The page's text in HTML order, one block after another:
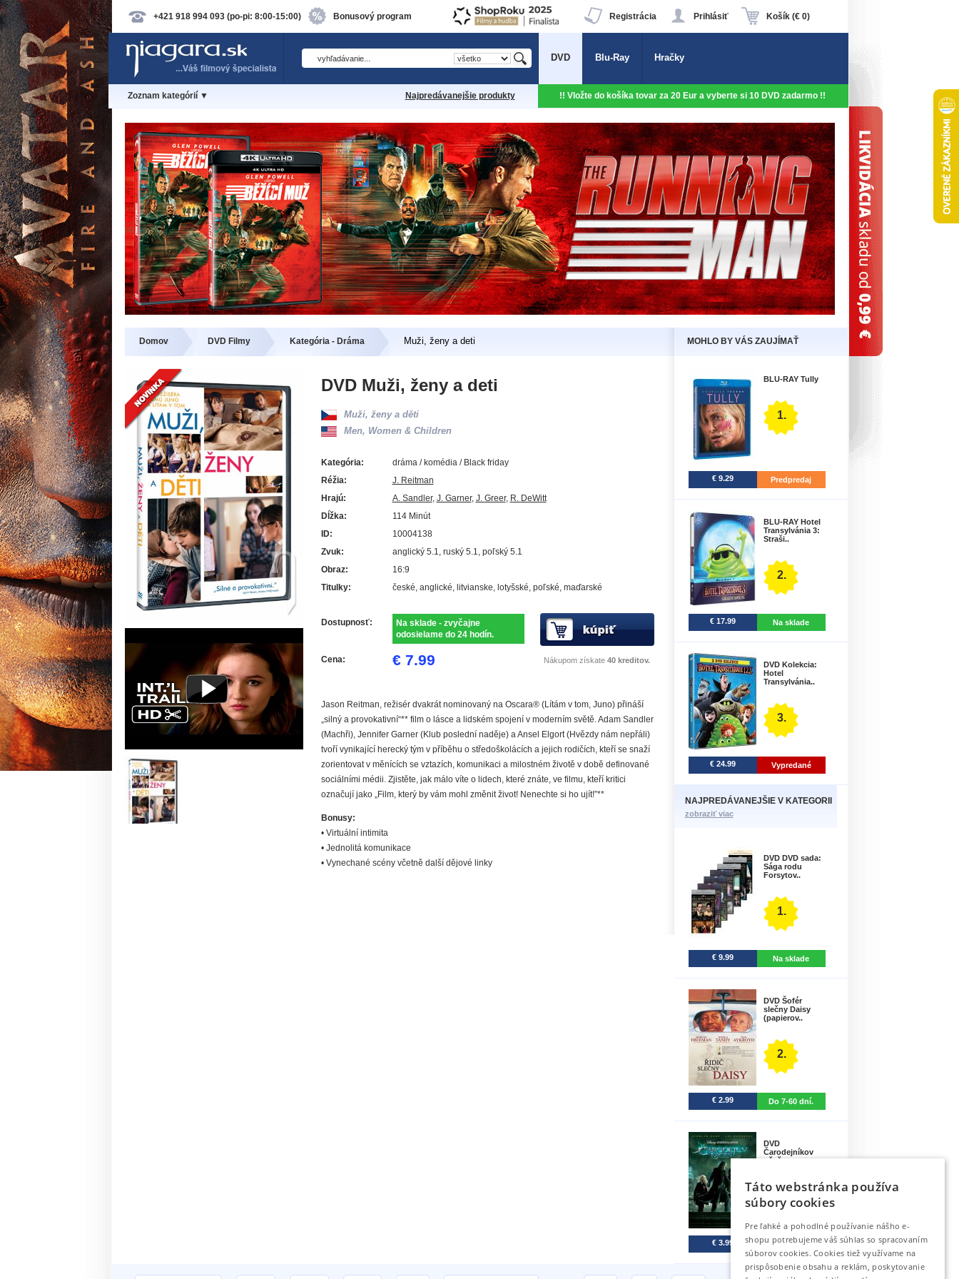
+421 918 994 093 (po-pi: 8:00-15:00) Bonusový program Košík (€ 0)
Prihlásiť
Registrácia
DVD Blu-Ray Hračky
Zoznam kategórií ▼ Najpredávanejšie produkty !! Vložte do košíka tovar za 20 Eur a vyberte si 10 DVD zadarmo !!
Domov DVD Filmy Kategória - Dráma Muži, ženy a deti MOHLO BY VÁS ZAUJÍMAŤ
DVD Muži, ženy a deti
Muži, ženy a děti
Men, Women & Children
Kategória:
dráma / komédia / Black friday
Réžia:
J. Reitman
Hrajú:
A. Sandler, J. Garner, J. Greer, R. DeWitt
Dĺžka:
114 Minút
ID:
10004138
Zvuk:
anglický 5.1, ruský 5.1, poľský 5.1
Obraz:
16:9
Titulky:
české, anglické, litvianske, lotyšské, poľské, maďarské
Dostupnosť:
Na sklade - zvyčajne
odosielame do 24 hodín.
Cena: € 7.99 Nákupom získate 40 kreditov.
Jason Reitman, režisér dvakrát nominovaný na Oscara® (Lítám v tom, Juno) přináší
„silný a provokativní“** film o lásce a lidském spojení v moderním světě. Adam Sandler
(Machři), Jennifer Garner (Klub poslední naděje) a Ansel Elgort (Hvězdy nám nepřáli)
tvoří vynikající herecký tým v příběhu o středoškolácích a jejich rodičích, kteří se snaží
zorientovat v měnících se vztazích, komunikaci a milostném životě v době definované
sociálními médii. Zjistěte, jak málo víte o lidech, které znáte, ve filmu, kteří kritici
označují jako „Film, který by vám mohl změnit život! Nenechte si ho ujít!”**
Bonusy:
• Virtuální intimita
• Jednolitá komunikace
• Vynechané scény včetně další dějové linky
BLU-RAY Tully
1.
€ 9.29 Predpredaj
BLU-RAY Hotel
Transylvánia 3:
Straši..
2.
€ 17.99 Na sklade
DVD Kolekcia:
Hotel
Transylvánia..
3.
€ 24.99 Vypredané
NAJPREDÁVANEJŠIE V KATEGORII
zobraziť viac
DVD DVD sada:
Sága rodu
Forsytov..
1.
€ 9.99 Na sklade
DVD Šofér
slečny Daisy
(papierov..
2.
€ 2.99 Do 7-60 dní.
DVD
Čarodejníkov
učeň
€ 3.99 Do 6 dní.
Táto webstránka používa
súbory cookies
Pre ľahké a pohodlné používanie nášho e-
shopu potrebujeme váš súhlas so spracovaním
súborov cookies. Cookies tiež využívame na
prispôsobenie obsahu a reklám, poskytovanie